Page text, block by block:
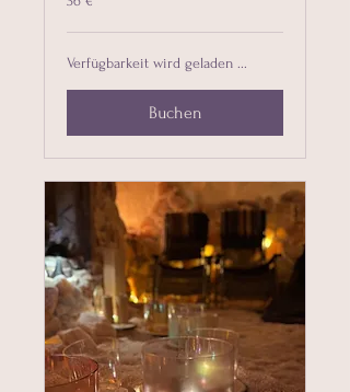
Euro
Verfügbarkeit wird geladen ...
Buchen